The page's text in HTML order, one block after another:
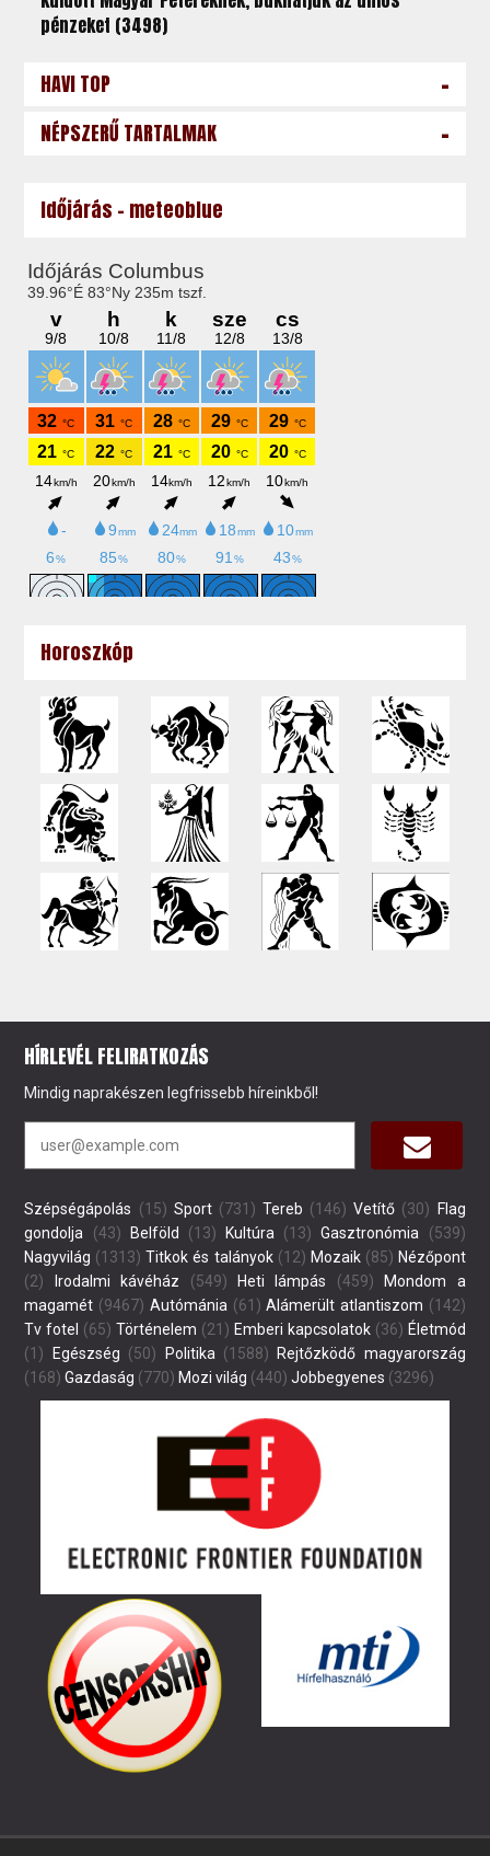
pénzeket (3498)
HAVI TOP -
NÉPSZERŰ TARTALMAK -
Időjárás - meteoblue
Horoszkóp
HÍRLEVÉL FELIRATKOZÁS
Mindig naprakészen legfrissebb híreinkből!
Szépségápolás (15) Sport(731) Tereb (146) Vetítő (30)
Flag
gondolja (43) Belföld (13) Kultúra (13) Gasztronómia (539)
Nagyvilág (1313) Titkok és talányok(12) Mozaik(85) Nézőpont
(2)
Irodalmi kávéház (549) Heti lámpás (459)
Mondom a
magamét (9467) Autómánia (61) Alámerült atlantiszom (142)
Tv fotel (65) Történelem (21) Emberi kapcsolatok(36) Életmód
(1)
Egészség (50) Politika (1588)
Rejtőzködő magyarország
(168) Gazdaság (770) Mozi világ (440) Jobbegyenes (3296)